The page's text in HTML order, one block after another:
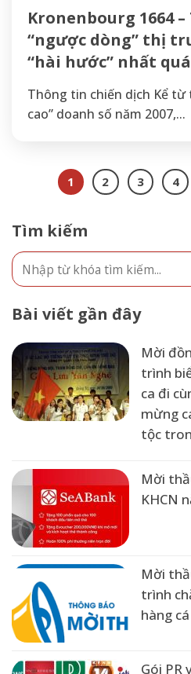
Kronenbourg 1664
“ngược dòng” thị
“hài hước” nhất
Thông tin chiến dịch Kể từ
cao” doanh số năm 2007,...
1 2 3 4
Tìm kiếm
Bài viết gần đây
Mời
trình
ca đi
mừng
tộc
Mời
KHCN
Mời
trình
hàng
Gói PR